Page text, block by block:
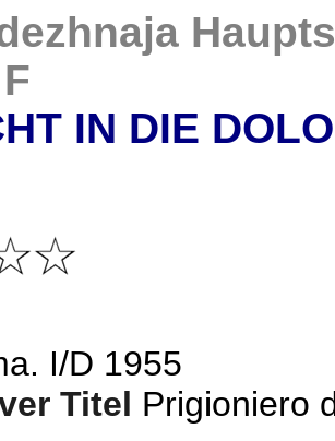
IN DIE
I/D 1955
Titel Prigioniero